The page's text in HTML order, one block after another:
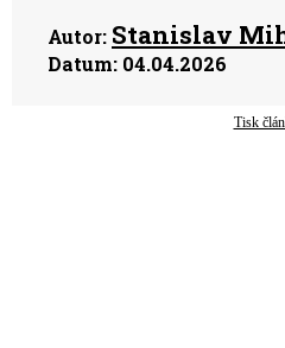
Autor: Stanislav
Datum: 04.04.2026
Tisk